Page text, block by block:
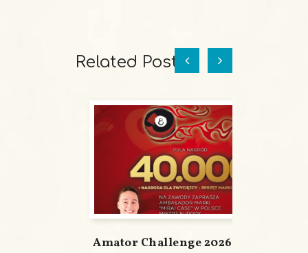
Related Posts
Amator Challenge 2026